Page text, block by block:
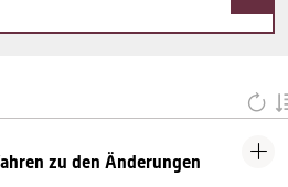
zu den Änderungen